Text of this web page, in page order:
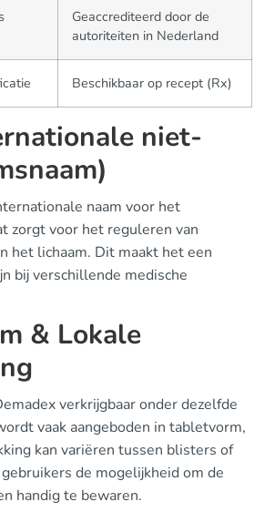
Geaccrediteerd door de
autoriteiten in Nederland
Beschikbaar op recept (Rx)
niet-
naam voor het
zorgt voor het reguleren van
het lichaam. Dit maakt het een
bij verschillende medische
& Lokale
verkrijgbaar onder dezelfde
vaak aangeboden in tabletvorm,
kan variëren tussen blisters of
de mogelijkheid om de
handig te bewaren.